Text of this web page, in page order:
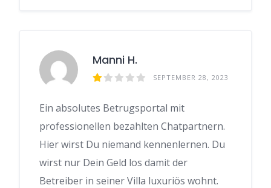
Manni H.
SEPTEMBER 28, 2023
Ein absolutes Betrugsportal mit
professionellen bezahlten Chatpartnern.
Hier wirst Du niemand kennenlernen. Du
wirst nur Dein Geld los damit der
Betreiber in seiner Villa luxuriös wohnt.